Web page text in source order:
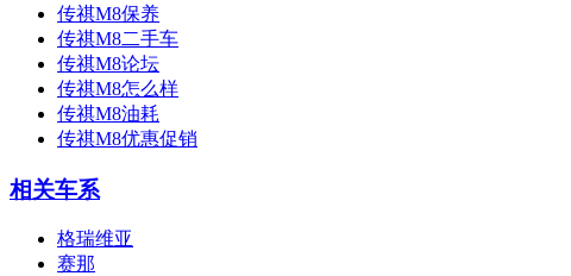
传祺M8保养
传祺M8二手车
传祺M8论坛
传祺M8怎么样
传祺M8油耗
传祺M8优惠促销
相关车系
格瑞维亚
赛那